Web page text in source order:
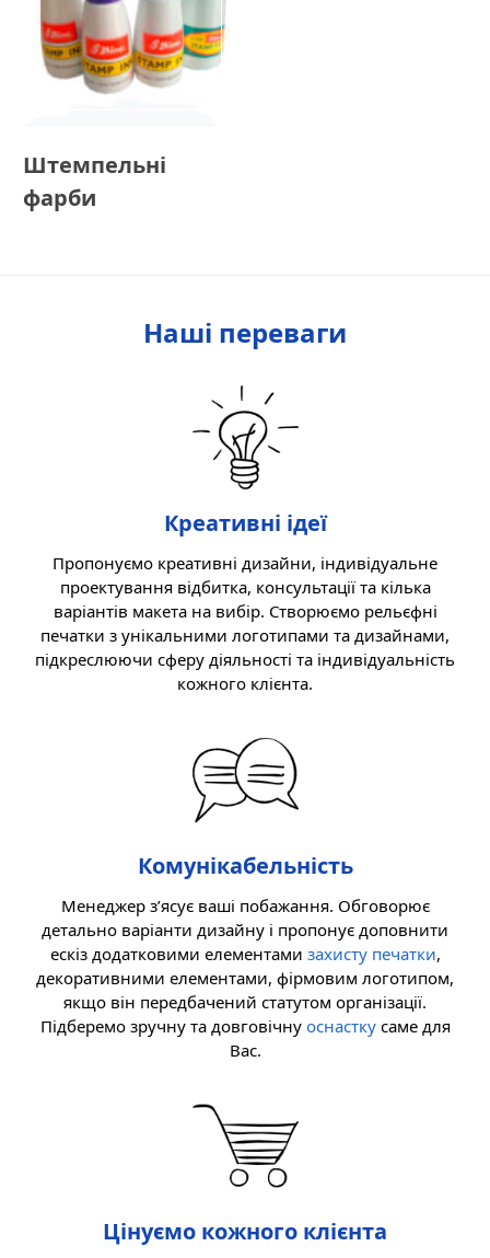
Штемпельні
фарби
Наші переваги
Креативні ідеї
Пропонуємо креативні дизайни, індивідуальне
проектування відбитка, консультації та кілька
варіантів макета на вибір. Створюємо рельєфні
печатки з унікальними логотипами та дизайнами,
підкреслюючи сферу діяльності та індивідуальність
кожного клієнта.
Комунікабельність
Менеджер з’ясує ваші побажання. Обговорює
детально варіанти дизайну і пропонує доповнити
ескіз додатковими елементами захисту печатки,
декоративними елементами, фірмовим логотипом,
якщо він передбачений статутом організації.
Підберемо зручну та довговічну оснасткусаме для
Вас.
Цінуємо кожного клієнта